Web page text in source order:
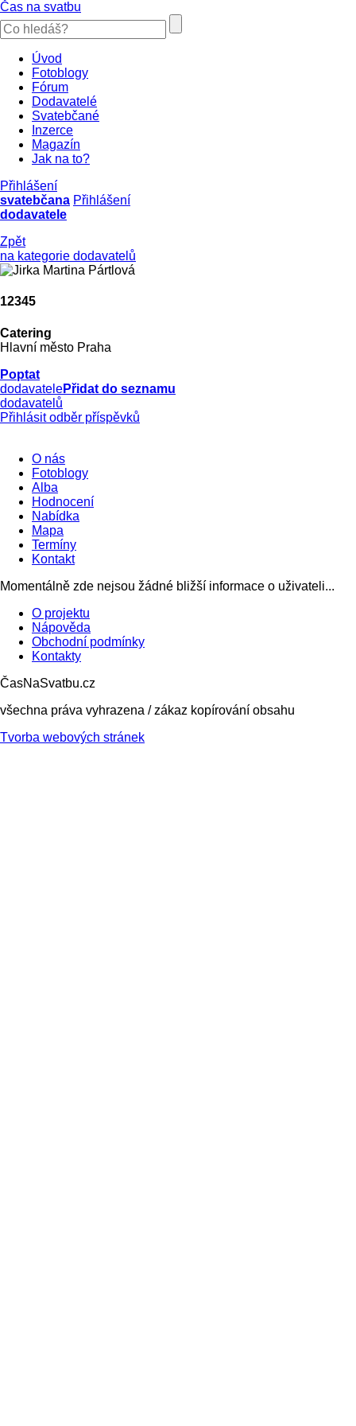
Čas na svatbu
Úvod
Fotoblogy
Fórum
Dodavatelé
Svatebčané
Inzerce
Magazín
Jak na to?
Přihlášení
svatebčana Přihlášení
dodavatele
Zpět
na kategorie dodavatelů
12345
Catering
Hlavní město Praha
Poptat
dodavatelePřidat do seznamu
dodavatelů
Přihlásit odběr příspěvků
O nás
Fotoblogy
Alba
Hodnocení
Nabídka
Mapa
Termíny
Kontakt
Momentálně zde nejsou žádné bližší informace o uživateli...
O projektu
Nápověda
Obchodní podmínky
Kontakty
ČasNaSvatbu.cz
všechna práva vyhrazena / zákaz kopírování obsahu
Tvorba webových stránek